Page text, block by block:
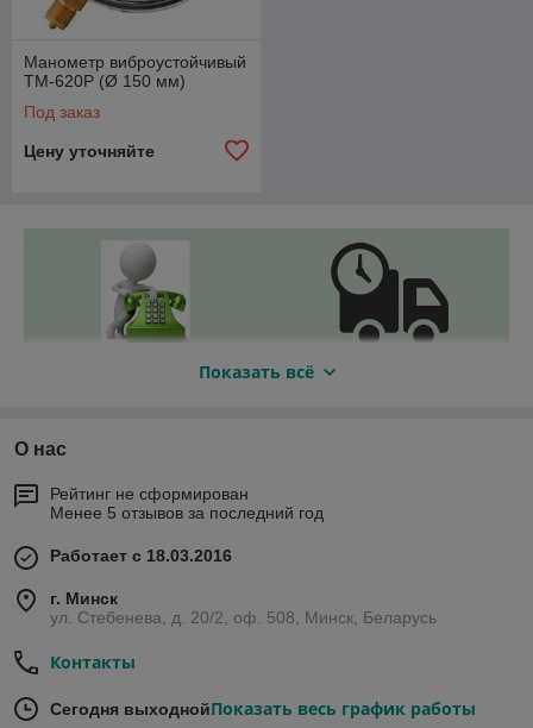
окружающей среды
В любой отрасли промышленности, где
наблюдаются вышеперечисленные условия,
манометров серии 20.
Манометр виброустойчивый
ТМ-620Р (Ø 150 мм)
Под заказ
Цену уточняйте
Показать всё
О нас
Рейтинг не сформирован
Менее 5 отзывов за последний год
Работает с 18.03.2016
г. Минск
ул. Стебенева, д. 20/2, оф. 508, Минск, Беларусь
Контакты
Сегодня выходнойПоказать весь график работы